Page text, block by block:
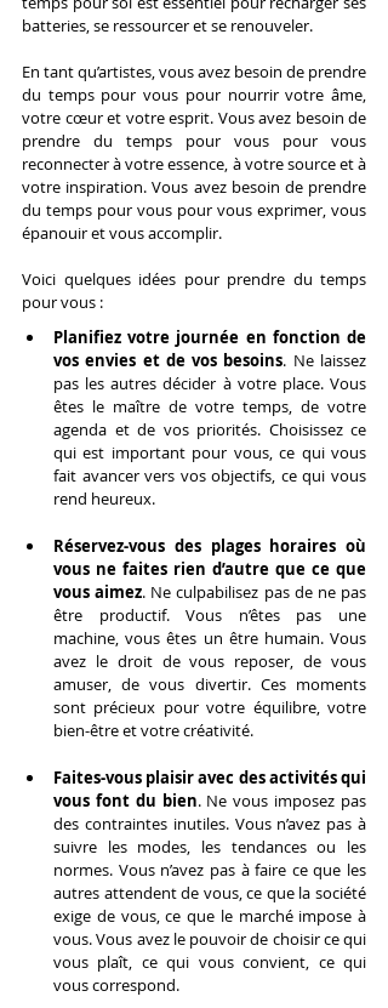
batteries, se ressourcer et se renouveler.
En tant qu’artistes, vous avez besoin de prendre
du temps pour vous pour nourrir votre âme,
votre cœur et votre esprit. Vous avez besoin de
prendre du temps pour vous pour vous
reconnecter à votre essence, à votre source et à
votre inspiration. Vous avez besoin de prendre
du temps pour vous pour vous exprimer, vous
épanouir et vous accomplir.
Voici quelques idées pour prendre du temps
pour vous :
Planifiez votre journée en fonction de
vos envies et de vos besoins. Ne laissez
pas les autres décider à votre place. Vous
êtes le maître de votre temps, de votre
agenda et de vos priorités. Choisissez ce
qui est important pour vous, ce qui vous
fait avancer vers vos objectifs, ce qui vous
rend heureux.
Réservez-vous des plages horaires où
vous ne faites rien d’autre que ce que
vous aimez. Ne culpabilisez pas de ne pas
être productif. Vous n’êtes pas une
machine, vous êtes un être humain. Vous
avez le droit de vous reposer, de vous
amuser, de vous divertir. Ces moments
sont précieux pour votre équilibre, votre
bien-être et votre créativité.
Faites-vous plaisir avec des activités qui
vous font du bien. Ne vous imposez pas
des contraintes inutiles. Vous n’avez pas à
suivre les modes, les tendances ou les
normes. Vous n’avez pas à faire ce que les
autres attendent de vous, ce que la société
exige de vous, ce que le marché impose à
vous. Vous avez le pouvoir de choisir ce qui
vous plaît, ce qui vous convient, ce qui
vous correspond.